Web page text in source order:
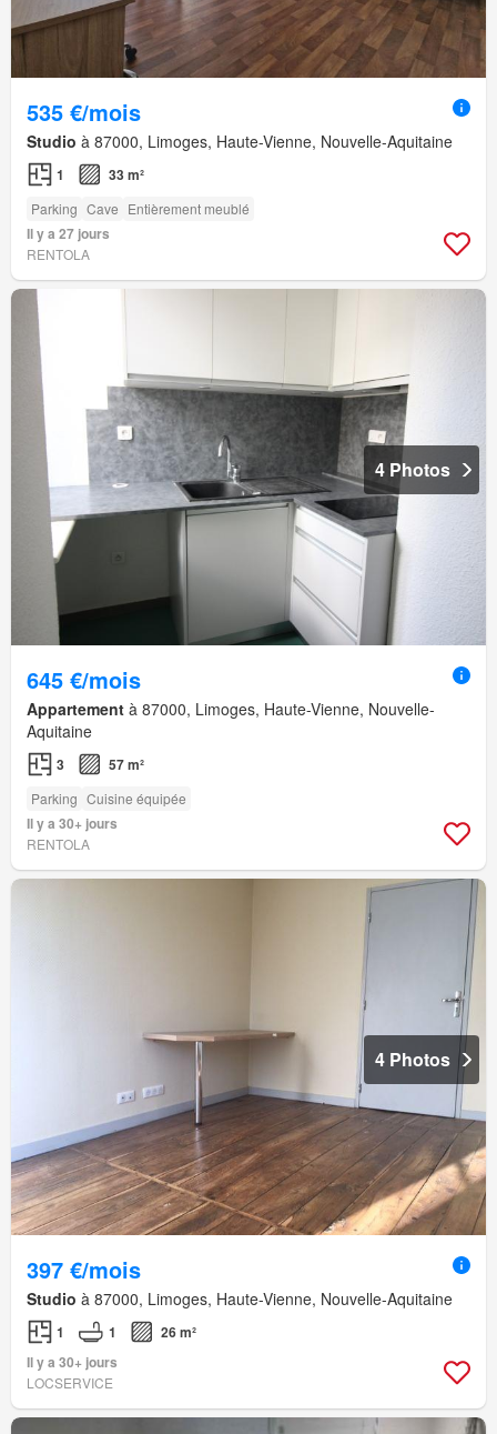
535 €/mois
Studio à 87000, Limoges, Haute-Vienne, Nouvelle-Aquitaine
1 33 m²
Parking Cave Entièrement meublé
Il y a 27 jours
RENTOLA
4 Photos
645 €/mois
Appartement à 87000, Limoges, Haute-Vienne, Nouvelle-
Aquitaine
3 57 m²
Parking Cuisine équipée
Il y a 30+ jours
RENTOLA
4 Photos
397 €/mois
Studio à 87000, Limoges, Haute-Vienne, Nouvelle-Aquitaine
1 1
26 m²
Il y a 30+ jours
LOCSERVICE